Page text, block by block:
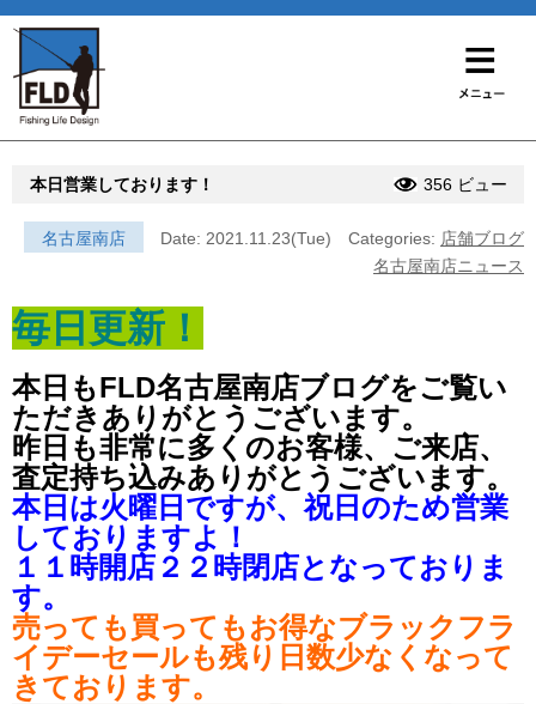
本日営業しております！ 356 ビュー
名古屋南店 Date: 2021.11.23(Tue) Categories: 店舗ブログ
名古屋南店ニュース
毎日更新！
本日もFLD名古屋南店ブログをご覧い
ただきありがとうございます。
昨日も非常に多くのお客様、ご来店、
査定持ち込みありがとうございます。
本日は火曜日ですが、祝日のため営業
しておりますよ！
１１時開店２２時閉店となっておりま
す。
売っても買ってもお得なブラックフラ
イデーセールも残り日数少なくなって
きております。